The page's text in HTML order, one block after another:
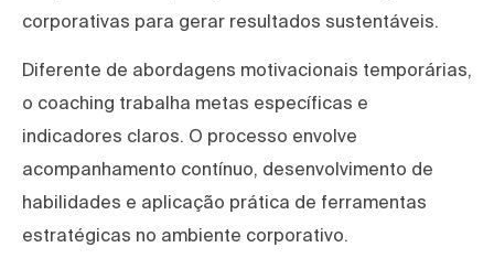
corporativas para gerar resultados sustentáveis.
Diferente de abordagens motivacionais temporárias,
o coaching trabalha metas específicas e
indicadores claros. O processo envolve
acompanhamento contínuo, desenvolvimento de
habilidades e aplicação prática de ferramentas
estratégicas no ambiente corporativo.